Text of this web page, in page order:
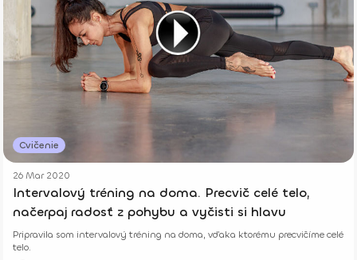
Cvičenie
26 Mar 2020
Intervalový tréning na doma. Precvič celé telo,
načerpaj radosť z pohybu a vyčisti si hlavu
Pripravila som intervalový tréning na doma, vďaka ktorému precvičíme celé
telo.